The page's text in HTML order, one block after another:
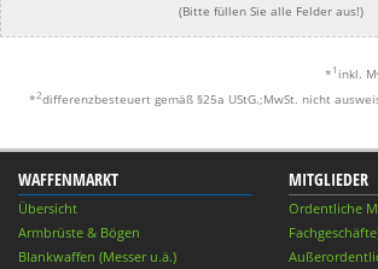
(Bitte füllen Sie alle Felder aus!)
* 1 inkl.
*2differenzbesteuert gemäß §25a UStG.;MwSt. nicht
WAFFENMARKT
Übersicht
Armbrüste & Bögen
Blankwaffen (Messer u.ä.)
MITGLIEDER
Ordentliche